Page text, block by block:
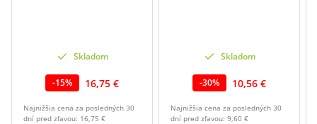
Skladom
-15% 16,75 €
Najnižšia cena za posledných 30
dní pred zľavou: 16,75 €
Skladom
-30% 10,56 €
Najnižšia cena za posledných 30
dní pred zľavou: 9,60 €